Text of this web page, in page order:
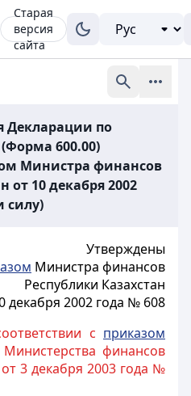
Старая
версия
сайта
Декларации по
600.00)
Министра финансов
от 10 декабря 2002
силу)
Утверждены
Министра финансов
Республики Казахстан
декабря 2002 года № 608
с приказом
финансов
3 декабря 2003 года №